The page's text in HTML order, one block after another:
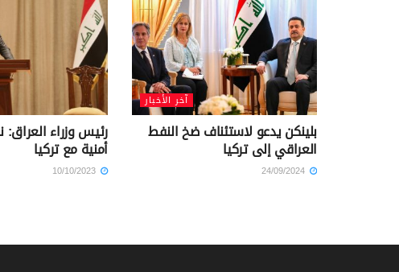
آخر الأخبار
بلينكن يدعو لاستئناف ضخ النفط
العراقي إلى تركيا
رئيس وزراء
أمنية مع تركيا